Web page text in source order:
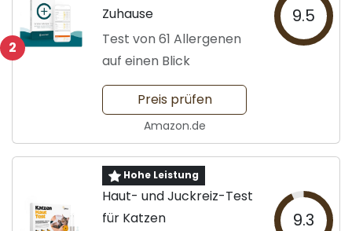
2
Zuhause
Test von 61 Allergenen
auf einen Blick
9.5
Preis prüfen
Amazon.de
Hohe Leistung
Haut- und Juckreiz-Test
für Katzen
9.3